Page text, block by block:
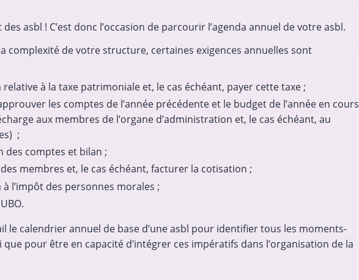
des asbl ! C’est donc l’occasion de parcourir l’agenda annuel de votre asbl.
complexité de votre structure, certaines exigences annuelles sont
à la taxe patrimoniale et, le cas échéant, payer cette taxe ;
les comptes de l’année précédente et le budget de l’année en cours
aux membres de l’organe d’administration et, le cas échéant, au
;
des comptes et bilan ;
membres et, le cas échéant, facturer la cotisation ;
l’impôt des personnes morales ;
le calendrier annuel de base d’une asbl pour identifier tous les moments-
pour être en capacité d’intégrer ces impératifs dans l’organisation de la